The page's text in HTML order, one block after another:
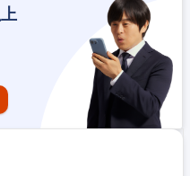
た提案・フォローなど 【当社の
ち、整備士資格の保有者が80%
で有資格者の整備士を紹介でき